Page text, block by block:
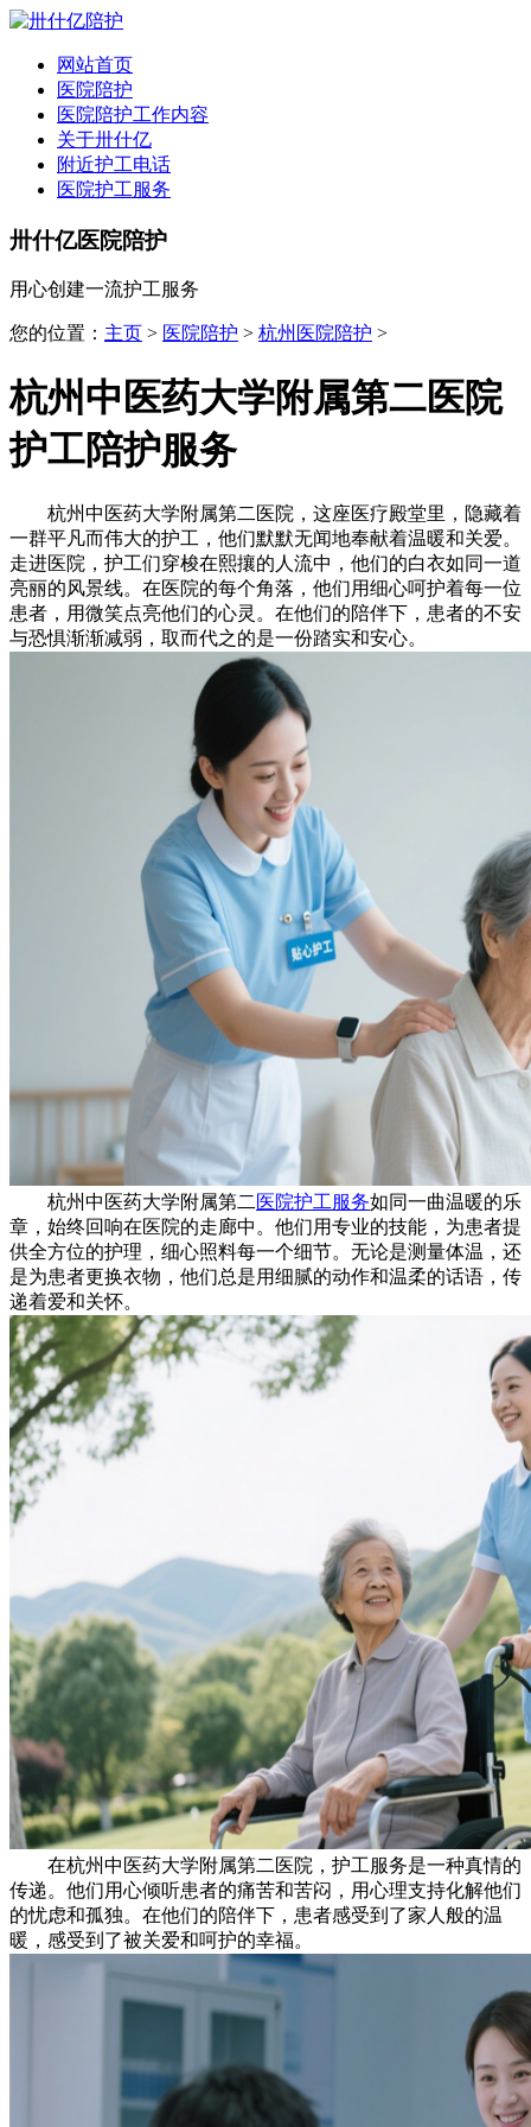
网站首页
医院陪护
医院陪护工作内容
关于卅什亿
附近护工电话
医院护工服务
卅什亿医院陪护
用心创建一流护工服务
您的位置： 主页 > 医院陪护 > 杭州医院陪护 >
杭州中医药大学附属第二医院
护工陪护服务
杭州中医药大学附属第二医院，这座医疗殿堂里，隐藏着
一群平凡而伟大的护工，他们默默无闻地奉献着温暖和关爱。
走进医院，护工们穿梭在熙攘的人流中，他们的白衣如同一道
亮丽的风景线。在医院的每个角落，他们用细心呵护着每一位
患者，用微笑点亮他们的心灵。在他们的陪伴下，患者的不安
与恐惧渐渐减弱，取而代之的是一份踏实和安心。
杭州中医药大学附属第二 医院护工服务如同一曲温暖的乐
章，始终回响在医院的走廊中。他们用专业的技能，为患者提
供全方位的护理，细心照料每一个细节。无论是测量体温，还
是为患者更换衣物，他们总是用细腻的动作和温柔的话语，传
递着爱和关怀。
在杭州中医药大学附属第二医院，护工服务是一种真情的
传递。他们用心倾听患者的痛苦和苦闷，用心理支持化解他们
的忧虑和孤独。在他们的陪伴下，患者感受到了家人般的温
暖，感受到了被关爱和呵护的幸福。